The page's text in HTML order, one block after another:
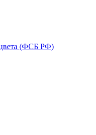
цвета (ФСБ РФ)